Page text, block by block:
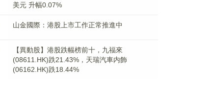
美元 升幅0.07%
山金國際：港股上市工作正常推進中
【異動股】港股跌幅榜前十，九福來
(08611.HK)跌21.43%，天瑞汽車内飾
(06162.HK)跌18.44%